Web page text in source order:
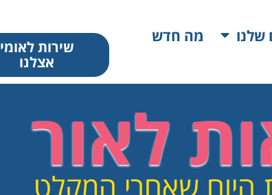
שלנו
מה חדש
שירות לאומי
אצלנו
לאור
היום שאחרי המקלט